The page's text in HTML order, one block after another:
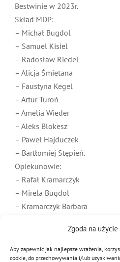
Zgoda na
Aby zapewnić jak najlepsze wrażenia,
cookie, do przechowywania i/lub
Bestwinie w 2023r.
Skład MDP:
– Michał Bugdol
– Samuel Kisiel
– Radosław Riedel
– Alicja Śmietana
– Faustyna Kegel
– Artur Turoń
– Amelia Wieder
– Aleks Blokesz
– Paweł Hajduczek
– Bartłomiej Stępień.
Opiekunowie:
– Rafał Kramarczyk
– Mirela Bugdol
– Kramarczyk Barbara
Kategorie:Drużyny